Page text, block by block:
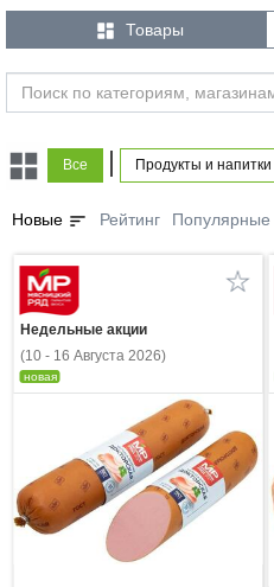
 Товары
Все Продукты и напитки
Новые sort Рейтинг Популярные
Недельные акции
(10 - 16 Августа 2026)
новая